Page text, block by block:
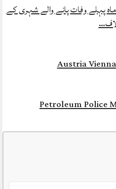
ماہ پہلے وفات پانے والے شہری کے
Austria
Petroleum Police